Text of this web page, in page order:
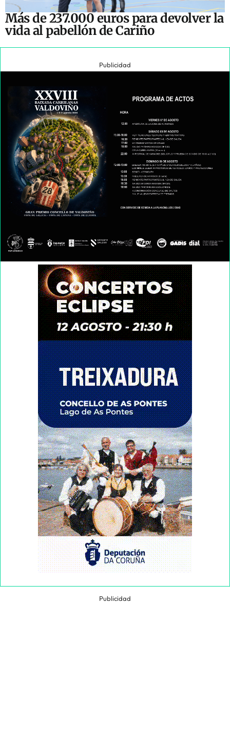
Más de 237.000 euros para devolver la
vida al pabellón de Cariño
Publicidad
Publicidad